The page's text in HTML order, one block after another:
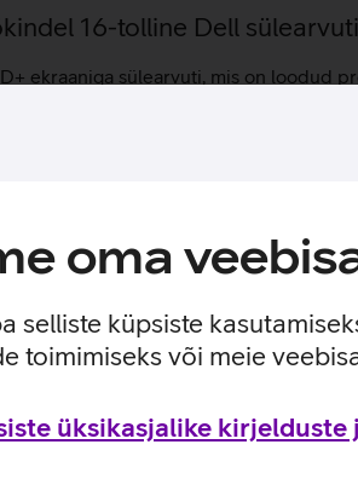
oma
selliste küpsiste
toimimiseks või meie
üksikasjalike kirjelduste
16-tolline Dell
ekraaniga sülearvuti, mis on loodud
GB põhimälu, tagades sujuva
aidates hoida töötempo kõrgel.
jõudlust nii sisuloomes kui ka
turva- ja halduslahendusi.
ja kasutusviisidega tootja kodulehel